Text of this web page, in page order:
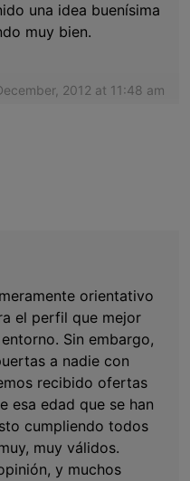
2012 at 11:48 am
una idea buenísima
muy bien.
orientativo
el perfil que mejor
Sin embargo,
a nadie con
recibido ofertas
esa edad que se han
cumpliendo todos
muy válidos.
y muchos